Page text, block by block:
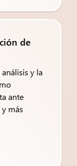
de
y la
ante
más